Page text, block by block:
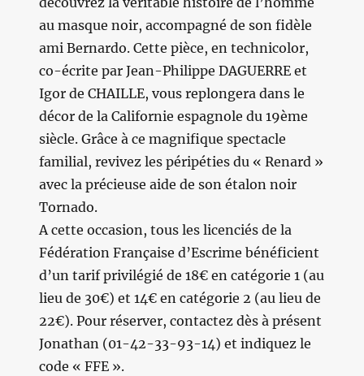
au masque noir, accompagné de son fidèle
ami Bernardo. Cette pièce, en technicolor,
co-écrite par Jean-Philippe DAGUERRE et
Igor de CHAILLE, vous replongera dans le
décor de la Californie espagnole du 19ème
siècle. Grâce à ce magnifique spectacle
familial, revivez les péripéties du « Renard »
avec la précieuse aide de son étalon noir
Tornado.
A cette occasion, tous les licenciés de la
Fédération Française d’Escrime bénéficient
d’un tarif privilégié de 18€ en catégorie 1 (au
lieu de 30€) et 14€ en catégorie 2 (au lieu de
22€). Pour réserver, contactez dès à présent
Jonathan (01-42-33-93-14) et indiquez le
code « FFE ».